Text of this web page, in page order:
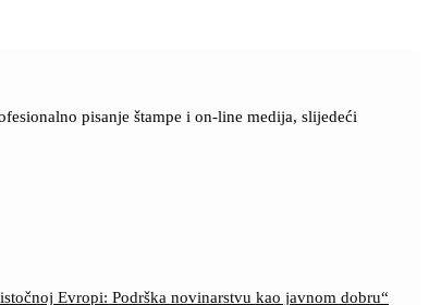
pisanje štampe i on-line medija, slijedeći
Evropi: Podrška novinarstvu kao javnom dobru“